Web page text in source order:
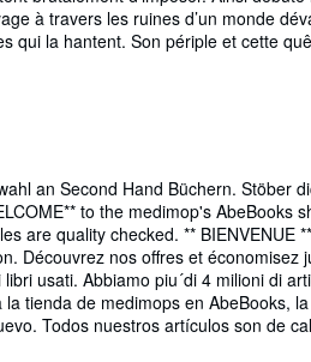
à travers les ruines d’un monde
qui la hantent. Son périple et cette
an Second Hand Büchern. Stöber
to the medimop's AbeBooks
are quality checked. ** BIENVENUE
Découvrez nos offres et
usati. Abbiamo piu´di 4 milioni di
tienda de medimops en AbeBooks,
Todos nuestros artículos son de